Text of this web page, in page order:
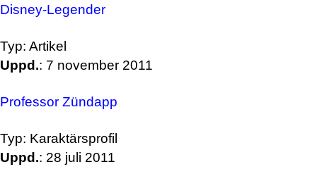
Disney-Legender
Typ: Artikel
Uppd.: 7 november 2011
Professor Zündapp
Typ: Karaktärsprofil
Uppd.: 28 juli 2011